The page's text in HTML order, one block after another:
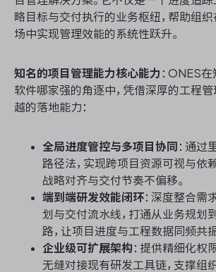
略目标与交付执行的业务枢纽，帮助组
场中实现管理效能的系统性跃升。
知名的项目管理能力核心能力 ：ONES
软件哪家强的角逐中，凭借深厚的工程
越的落地能力：
全局进度管控与多项目协同 ：通过
路径法，实现跨项目资源可视与依
战略对齐与交付节奏不偏移。
端到端研发效能闭环：深度整合需
划与交付流水线，打通从业务规划
路，让项目进度与工程数据同频共振
企业级可扩展架构：提供精细化权
无缝对接现有研发工具链，支撑组